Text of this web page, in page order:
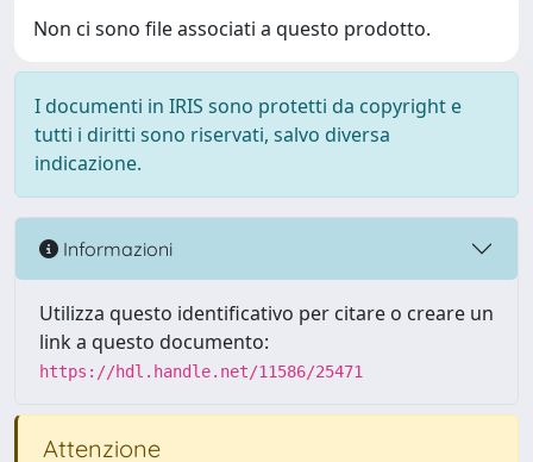
Non ci sono file associati a questo prodotto.
I documenti in IRIS sono protetti da copyright e
tutti i diritti sono riservati, salvo diversa
indicazione.
Informazioni
Utilizza questo identificativo per citare o creare un
link a questo documento:
https://hdl.handle.net/11586/25471
Attenzione